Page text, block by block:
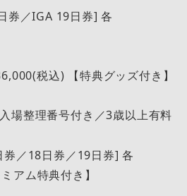
券／IGA 19日券] 各
税込) 【特典グッズ付き】
場整理番号付き／3歳以上有料
／18日券／19日券] 各
アム特典付き】